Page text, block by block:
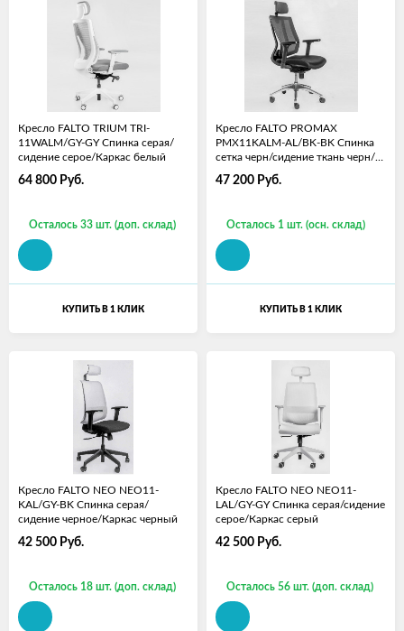
Кресло FALTO TRIUM TRI-
11WALM/GY-GY Спинка серая/
сидение серое/Каркас белый
64 800 Руб.
Осталось 33 шт. (доп. склад)
КУПИТЬ В 1 КЛИК
Кресло FALTO PROMAX
PMX11KALM-AL/BK-BK Спинка
сетка черн/сидение ткань черн/
Каркас черн
47 200 Руб.
Осталось 1 шт. (осн. склад)
КУПИТЬ В 1 КЛИК
Кресло FALTO NEO NEO11-
KAL/GY-BK Спинка серая/
сидение черное/Каркас черный
42 500 Руб.
Осталось 18 шт. (доп. склад)
Кресло FALTO NEO NEO11-
LAL/GY-GY Спинка серая/сидение
серое/Каркас серый
42 500 Руб.
Осталось 56 шт. (доп. склад)